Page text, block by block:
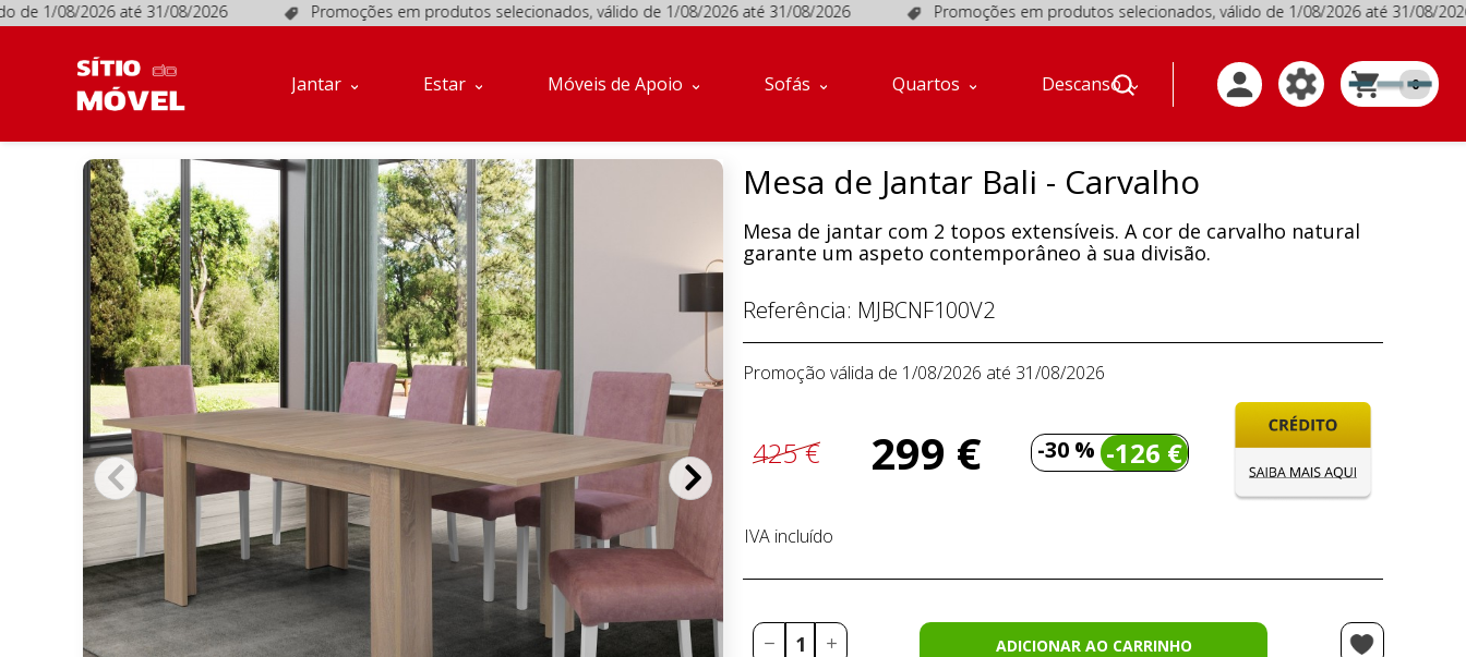
1/08/2026 até 31/08/2026 Promoções em produtos selecionados, válido de 1/08/2026 até 31/08/2026 Promoções em produtos selecionados, válido de 1/08/2026 até 31/08/
Jantar Estar Móveis de Apoio Sofás Quartos Descanso 0
Mesa de Jantar Bali - Carvalho
Mesa de jantar com 2 topos extensíveis. A cor de carvalho natural
garante um aspeto contemporâneo à sua divisão.
Referência: MJBCNF100V2
Promoção válida de 1/08/2026 até 31/08/2026
425 € 299 € -30 % -126 €
IVA incluído
ADICIONAR AO CARRINHO
Jantar
Estar
Móveis
Sofás
Quartos
Descanso